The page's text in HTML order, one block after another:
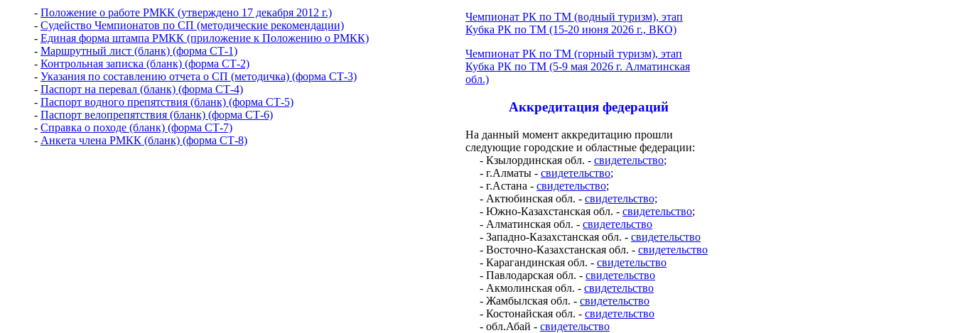
- Положение о работе РМКК (утверждено 17 декабря 2012 г.)
- Судейство Чемпионатов по СП (методические рекомендации)
- Единая форма штампа РМКК (приложение к Положению о РМКК)
- Маршрутный лист (бланк) (форма СТ-1)
- Контрольная записка (бланк) (форма СТ-2)
- Указания по составлению отчета о СП (методичка) (форма СТ-3)
- Паспорт на перевал (бланк) (форма СТ-4)
- Паспорт водного препятствия (бланк) (форма СТ-5)
- Паспорт велопрепятствия (бланк) (форма СТ-6)
- Справка о походе (бланк) (форма СТ-7)
- Анкета члена РМКК (бланк) (форма СТ-8)
Чемпионат РК по ТМ (водный туризм), этап
Кубка РК по ТМ (15-20 июня 2026 г., ВКО)
Чемпионат РК по ТМ (горный туризм), этап
Кубка РК по ТМ (5-9 мая 2026 г. Алматинская
обл.)
Аккредитация федераций
На данный момент аккредитацию прошли
следующие городские и областные федерации:
- Кзылординская обл. - свидетельство;
- г.Алматы - свидетельство;
- г.Астана - свидетельство;
- Актюбинская обл. - свидетельство;
- Южно-Казахстанская обл. - свидетельство;
- Алматинская обл. - свидетельство
- Западно-Казахстанская обл. - свидетельство
- Восточно-Казахстанская обл. - свидетельство
- Карагандинская обл. - свидетельство
- Павлодарская обл. - свидетельство
- Акмолинская обл. - свидетельство
- Жамбылская обл. - свидетельство
- Костонайская обл. - свидетельство
- обл.Абай - свидетельство